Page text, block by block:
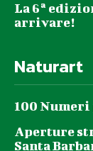
La 6ª
arrivare!
Naturart
100
Aperture
Santa